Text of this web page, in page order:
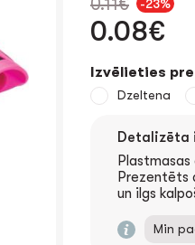
-23%
0.08€
Izvēlieties
Dzeltena
Prezentēts
un ilgs
Min